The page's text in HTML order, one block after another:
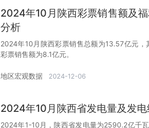
2024年10月陕西彩票销售额及
分析
2024年10月陕西彩票销售总额为13.57亿元
彩票销售额为8.1亿元。
地区宏观数据 2024-12-06
2024年10月陕西省发电量及发
2024年1-10月，陕西省发电量为2590.2亿千